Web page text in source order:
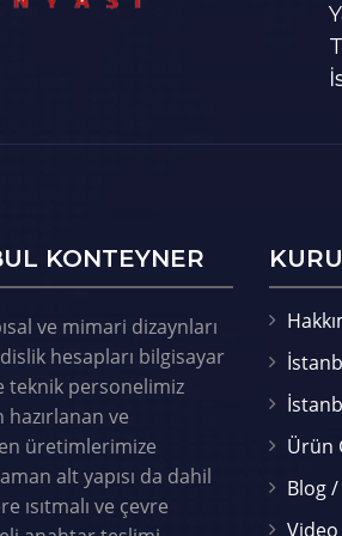
KONTEYNER
ve mimari dizaynları
hesapları bilgisayar
teknik personelimiz
hazırlanan ve
üretimlerimize
alt yapısı da dahil
ısıtmalı ve çevre
Ürün
Blog